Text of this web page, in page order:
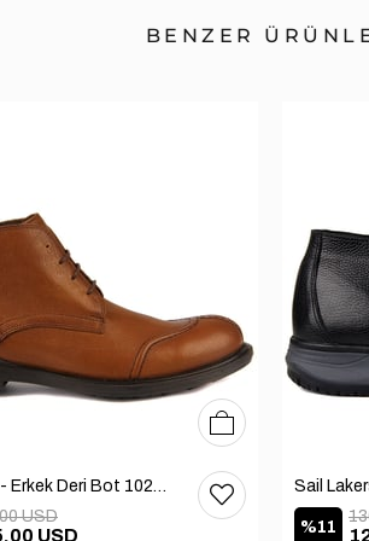
BENZER
Sail Lakers - Erkek Deri Bot 102-1599-1458
USD
USD
40 41
%11